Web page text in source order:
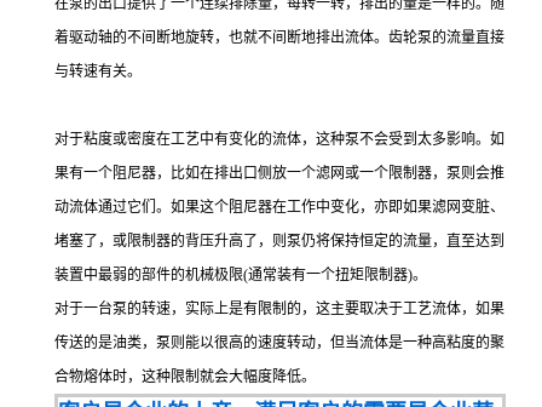
在泵的出口提供了一个连续排除量，每转一转，排出的量是一样的。随
着驱动轴的不间断地旋转，也就不间断地排出流体。齿轮泵的流量直接
与转速有关。
对于粘度或密度在工艺中有变化的流体，这种泵不会受到太多影响。如
果有一个阻尼器，比如在排出口侧放一个滤网或一个限制器，泵则会推
动流体通过它们。如果这个阻尼器在工作中变化，亦即如果滤网变脏、
堵塞了，或限制器的背压升高了，则泵仍将保持恒定的流量，直至达到
装置中最弱的部件的机械极限(通常装有一个扭矩限制器)。
对于一台泵的转速，实际上是有限制的，这主要取决于工艺流体，如果
传送的是油类，泵则能以很高的速度转动，但当流体是一种高粘度的聚
合物熔体时，这种限制就会大幅度降低。